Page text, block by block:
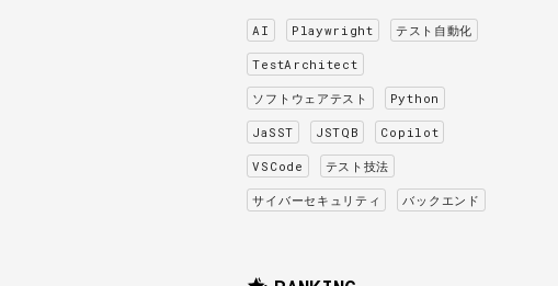
AI Playwright テスト自動化
TestArchitect
ソフトウェアテスト Python
JaSST JSTQB Copilot
VSCode テスト技法
サイバーセキュリティ バックエンド